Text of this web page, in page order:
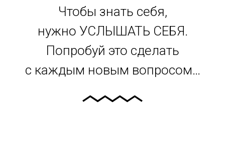
Чтобы знать себя,
нужно УСЛЫШАТЬ СЕБЯ.
Попробуй это сделать
с каждым новым вопросом…